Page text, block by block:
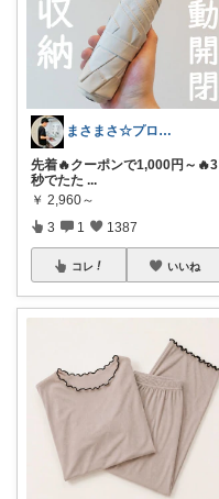
まさまさ☆プロフも見てね✨
先着🔥クーポンで1,000円～🔥3
秒でたた ...
￥ 2,960～
3 1 1387
コレ いいね